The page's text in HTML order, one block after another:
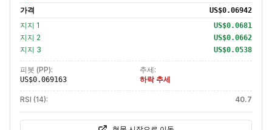
가격 US$0.06942
지지 1 US$0.0681
지지 2 US$0.0662
지지 3 US$0.0538
피봇 (PP):
US$0.069163
추세:
하락 추세
RSI (14): 40.7